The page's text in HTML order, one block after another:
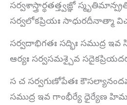
సర్వశాస్త్రార్థతత్త్వజ్ఞో
సర్వలోకప్రియః సాధురదీనాత్మా
సర్వదాభిగతః సద్భిః సముద్ర ఇవ
ఆర్యః సర్వసమశ్చైవ
స చ సర్వగుణోపేతః
సముద్ర ఇవ గాంభీర్యే ధైర్యేణ